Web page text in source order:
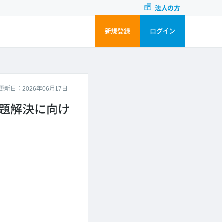
法人の方
新規登録 ログイン
新日：2026年06月17日
解決に向け